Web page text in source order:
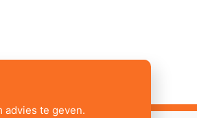
advies te geven.